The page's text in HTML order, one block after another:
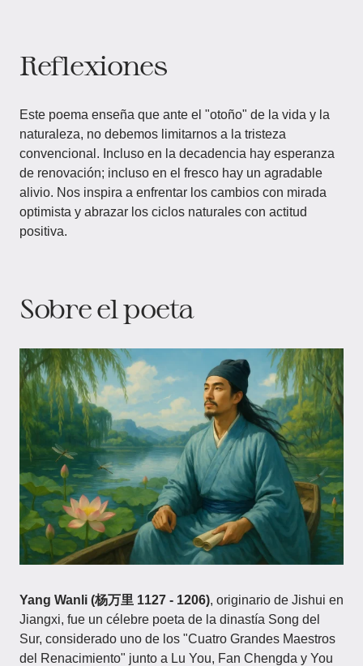
Reflexiones
Este poema enseña que ante el "otoño" de la vida y la
naturaleza, no debemos limitarnos a la tristeza
convencional. Incluso en la decadencia hay esperanza
de renovación; incluso en el fresco hay un agradable
alivio. Nos inspira a enfrentar los cambios con mirada
optimista y abrazar los ciclos naturales con actitud
positiva.
Sobre el poeta​
Yang Wanli (杨万里 1127 - 1206), originario de Jishui en
Jiangxi, fue un célebre poeta de la dinastía Song del
Sur, considerado uno de los "Cuatro Grandes Maestros
del Renacimiento" junto a Lu You, Fan Chengda y You